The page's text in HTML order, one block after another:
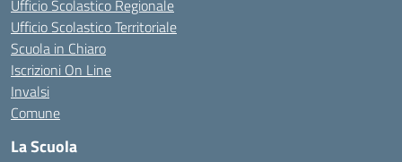
Ufficio Scolastico Regionale
Ufficio Scolastico Territoriale
Scuola in Chiaro
Iscrizioni On Line
Invalsi
Comune
La Scuola